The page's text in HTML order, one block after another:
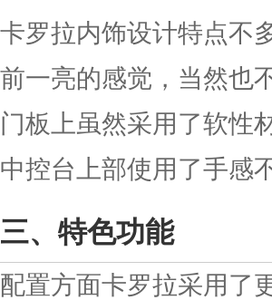
卡罗拉内饰设计特点不
前一亮的感觉，当然也
门板上虽然采用了软性
中控台上部使用了手感
特色功能
配置方面卡罗拉采用了